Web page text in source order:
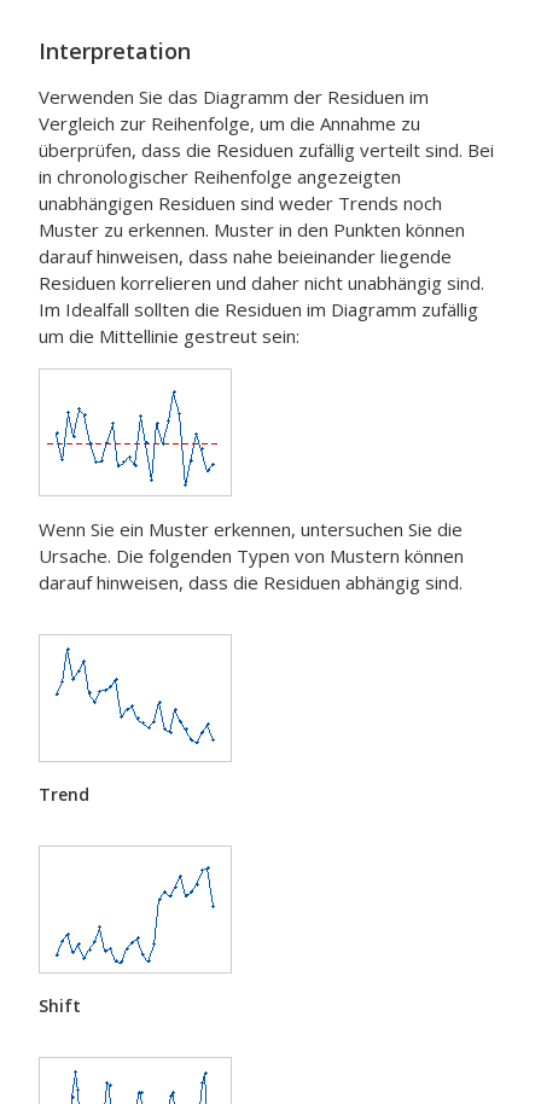
Interpretation
Verwenden Sie das Diagramm der Residuen im
Vergleich zur Reihenfolge, um die Annahme zu
überprüfen, dass die Residuen zufällig verteilt sind. Bei
in chronologischer Reihenfolge angezeigten
unabhängigen Residuen sind weder Trends noch
Muster zu erkennen. Muster in den Punkten können
darauf hinweisen, dass nahe beieinander liegende
Residuen korrelieren und daher nicht unabhängig sind.
Im Idealfall sollten die Residuen im Diagramm zufällig
um die Mittellinie gestreut sein:
Wenn Sie ein Muster erkennen, untersuchen Sie die
Ursache. Die folgenden Typen von Mustern können
darauf hinweisen, dass die Residuen abhängig sind.
Trend
Shift